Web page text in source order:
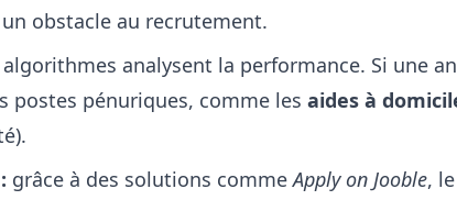
obstacle au recrutement.
analysent la performance. Si une
postes pénuriques, comme les aides à
grâce à des solutions commeApply on Jooble,